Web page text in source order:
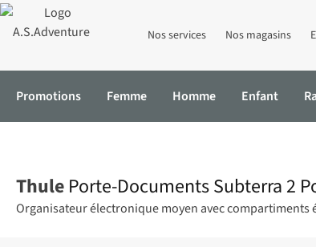
Nos services Nos magasins
Promotions Femme Homme Enfant
Thule Porte-Documents Subterra 2
Organisateur électronique moyen avec